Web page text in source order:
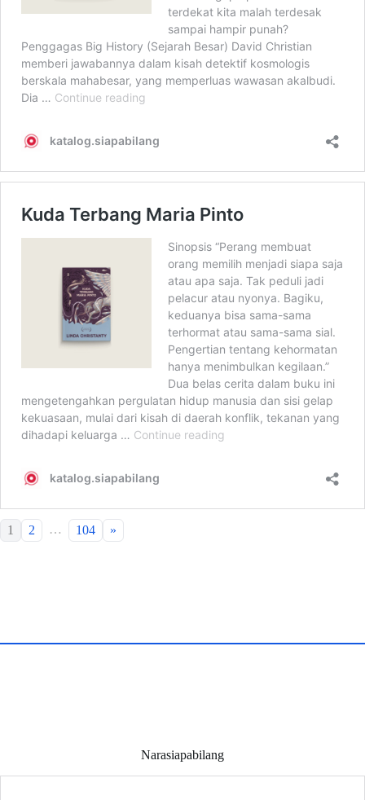
1 2 … 104 »
Narasiapabilang